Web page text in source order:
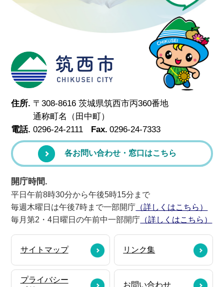
筑西市
住所. 〒308-8616 茨城県筑西市丙360番地
通称町名（田中町）
電話. 0296-24-2111 Fax. 0296-24-7333
各お問い合わせ・窓口はこちら
開庁時間.
平日午前8時30分から午後5時15分まで
毎週木曜日は午後7時まで一部開庁 （詳しくはこちら）
毎月第2・4日曜日の午前中一部開庁 （詳しくはこちら）
サイトマップ リンク集
プライバシー
お問い合わせ